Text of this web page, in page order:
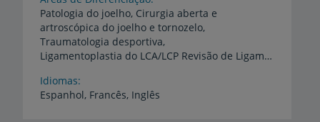
Patologia do joelho, Cirurgia aberta e
artroscópica do joelho e tornozelo,
Traumatologia desportiva,
Ligamentoplastia do LCA/LCP Revisão de Ligamentoplastias ,Artroscopia do joelho e tornozelo, Suturas meniscais, Transplante de menisco, Rotura dos ligamentos cruzados, Próteses do joelho e revisão de próteses do joelho, Artroplastia total do joelho, Cirurgia para tratamento das deformidades do joelho, Osteotomia do Joelho
Idiomas
Espanhol, Francês, Inglês